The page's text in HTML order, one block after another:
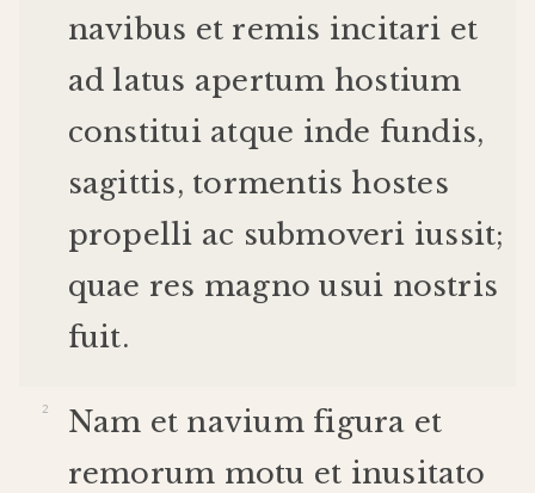
navibus et remis incitari et
ad latus apertum hostium
constitui atque inde fundis,
sagittis, tormentis hostes
propelli ac submoveri iussit;
quae res magno usui nostris
fuit.
Nam et navium figura et
remorum motu et inusitato